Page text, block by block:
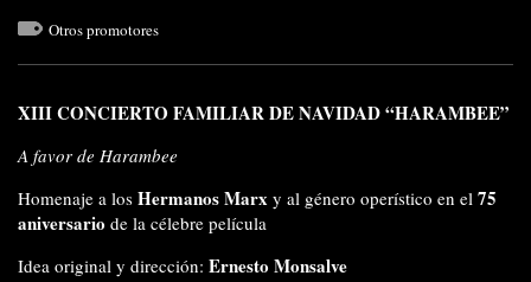
Otros promotores
XIII CONCIERTO FAMILIAR DE NAVIDAD “HARAMBEE”
A favor de Harambee
Homenaje a los Hermanos Marx y al género operístico en el 75
aniversario de la célebre película
Idea original y dirección: Ernesto Monsalve